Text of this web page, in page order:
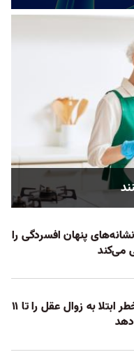
پنهان افسردگی را
می‌کند
اختلالات روانی خطر ابتلا به زوال عقل را تا ۱۱